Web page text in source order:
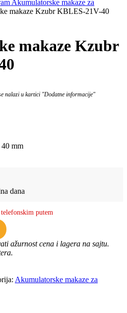
Akumulatorske makaze za
makaze Kzubr KBLES-21V-40
makaze Kzubr
nalazi u kartici "Dodatne informacije"
mm
dana
putem
ažurnost cena i lagera na sajtu.
Akumulatorske makaze za